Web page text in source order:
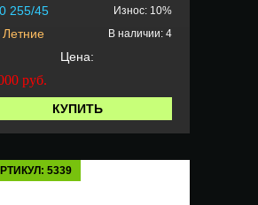
255/45 Износ: 10%
Летние В наличии: 4
Цена:
руб.
КУПИТЬ
5339